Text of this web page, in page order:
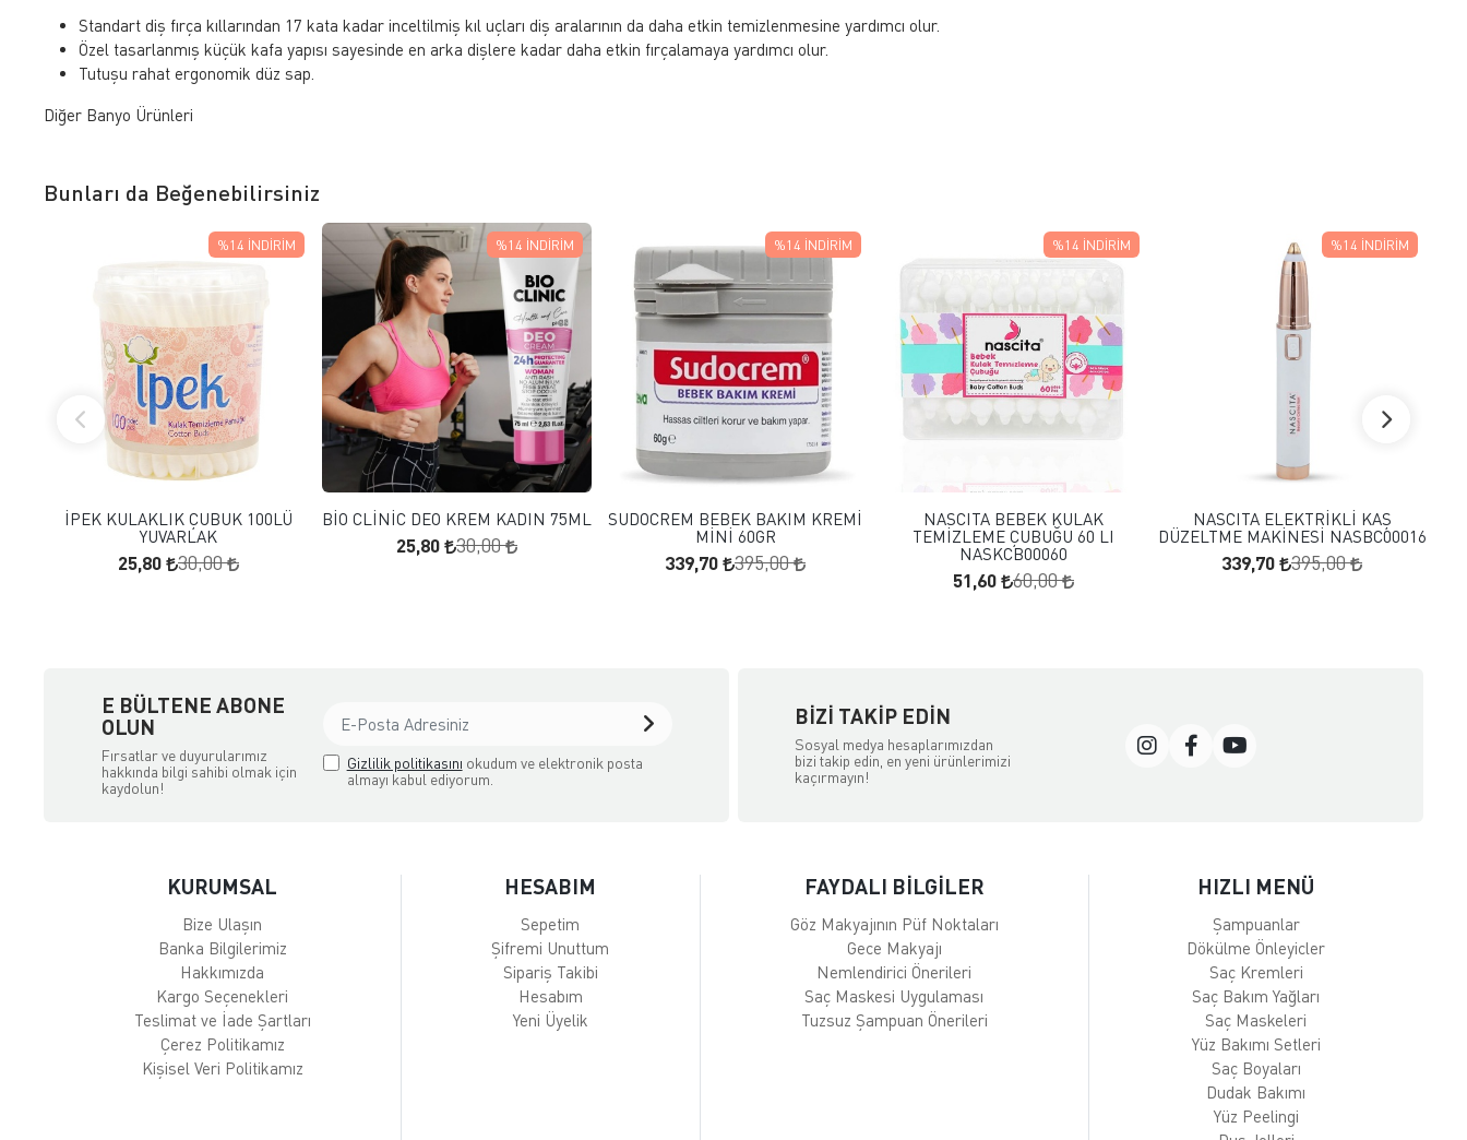
Standart diş fırça kıllarından 17 kata kadar inceltilmiş kıl uçları diş aralarının da daha etkin temizlenmesine yardımcı olur.
Özel tasarlanmış küçük kafa yapısı sayesinde en arka dişlere kadar daha etkin fırçalamaya yardımcı olur.
Tutuşu rahat ergonomik düz sap.
Diğer Banyo Ürünleri
Bunları da Beğenebilirsiniz
FAVORILERE EKLE
SEPETE EKLE
İPEK KULAKLIK ÇUBUK 100LÜ
YUVARLAK
25,80 30,00
%14 İNDIRIM
FAVORILERE EKLE
SEPETE EKLE
BİO CLİNİC DEO KREM KADIN 75ML
25,80 30,00
%14 İNDIRIM
FAVORILERE EKLE
SEPETE EKLE
SUDOCREM BEBEK BAKIM KREMİ
MİNİ 60GR
339,70 395,00
%14 İNDIRIM
FAVORILERE EKLE
NASCITA BEBEK KULAK
TEMİZLEME ÇUBUĞU 60 LI
NASKCB00060
51,60 60,00
%14 İNDIRIM
FAVORILERE EKLE
NASCITA ELEKTRİKLİ KAŞ
DÜZELTME MAKİNESİ NASBC00016
339,70 395,00
%14 İNDIRIM
E BÜLTENE ABONE
OLUN
Fırsatlar ve duyurularımız
hakkında bilgi sahibi olmak için
kaydolun!
Gizlilik politikasını okudum ve elektronik posta
almayı kabul ediyorum.
BIZI TAKIP EDIN
Sosyal medya hesaplarımızdan
bizi takip edin, en yeni ürünlerimizi
kaçırmayın!
KURUMSAL
Bize Ulaşın
Banka Bilgilerimiz
Hakkımızda
Kargo Seçenekleri
Teslimat ve İade Şartları
Çerez Politikamız
Kişisel Veri Politikamız
HESABIM
Sepetim
Şifremi Unuttum
Sipariş Takibi
Hesabım
Yeni Üyelik
FAYDALI BİLGİLER
Göz Makyajının Püf Noktaları
Gece Makyajı
Nemlendirici Önerileri
Saç Maskesi Uygulaması
Tuzsuz Şampuan Önerileri
HIZLI MENÜ
Şampuanlar
Dökülme Önleyicler
Saç Kremleri
Saç Bakım Yağları
Saç Maskeleri
Yüz Bakımı Setleri
Saç Boyaları
Dudak Bakımı
Yüz Peelingi